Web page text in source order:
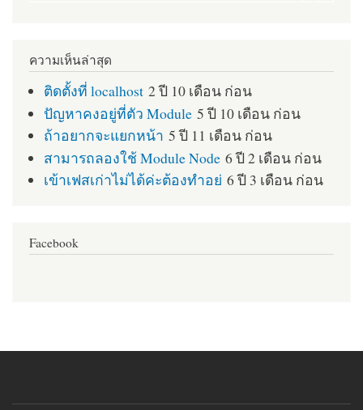
ความเห็นล่าสุด
ติดตั้งที่ localhost 2 ปี 10 เดือน ก่อน
ปัญหาคงอยู่ที่ตัว Module 5 ปี 10 เดือน ก่อน
ถ้าอยากจะแยกหน้า 5 ปี 11 เดือน ก่อน
สามารถลองใช้ Module Node 6 ปี 2 เดือน ก่อน
เข้าเฟสเก่าไม่ได้ค่ะต้องทำอย่ 6 ปี 3 เดือน ก่อน
Facebook